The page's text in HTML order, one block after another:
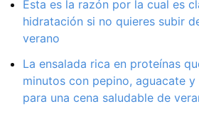
Esta es la razón por la cual es
hidratación si no quieres subir
verano
La ensalada rica en proteínas
minutos con pepino, aguacate y
para una cena saludable de